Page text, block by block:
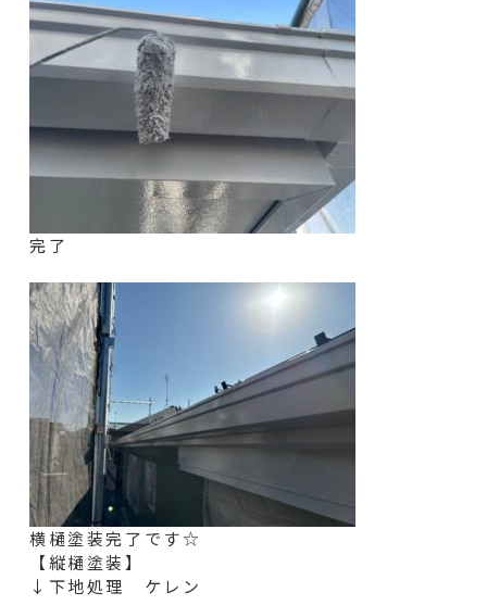
完了
横樋塗装完了です☆
【縦樋塗装】
↓下地処理 ケレン